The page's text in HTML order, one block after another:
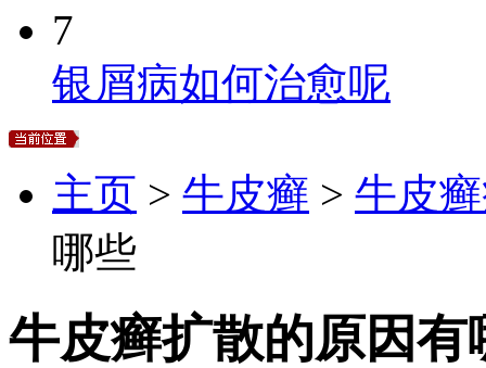
7
银屑病如何治愈呢
主页 > 牛皮癣 > 牛皮
哪些
牛皮癣扩散的原因有